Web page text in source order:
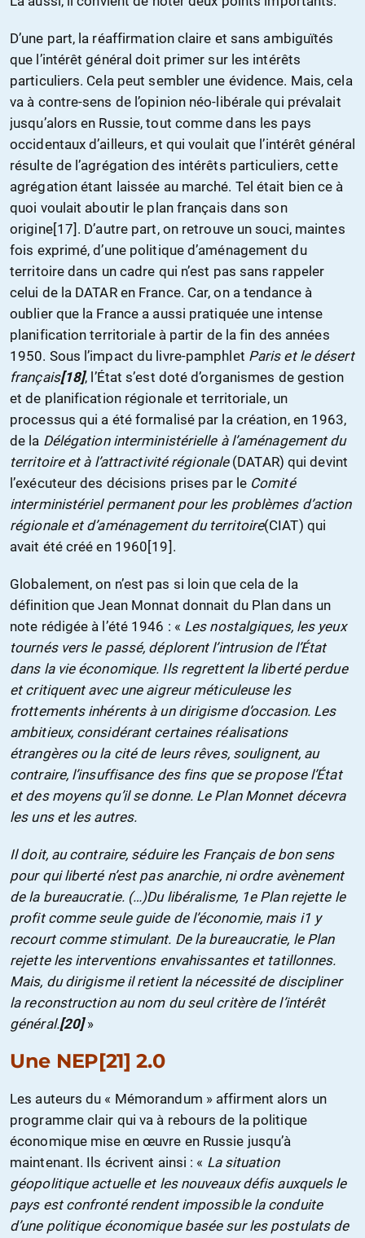
D’une part, la réaffirmation claire et sans ambiguïtés
que l’intérêt général doit primer sur les intérêts
particuliers. Cela peut sembler une évidence. Mais, cela
va à contre-sens de l’opinion néo-libérale qui prévalait
jusqu’alors en Russie, tout comme dans les pays
occidentaux d’ailleurs, et qui voulait que l’intérêt général
résulte de l’agrégation des intérêts particuliers, cette
agrégation étant laissée au marché. Tel était bien ce à
quoi voulait aboutir le plan français dans son
origine[17]. D’autre part, on retrouve un souci, maintes
fois exprimé, d’une politique d’aménagement du
territoire dans un cadre qui n’est pas sans rappeler
celui de la DATAR en France. Car, on a tendance à
oublier que la France a aussi pratiquée une intense
planification territoriale à partir de la fin des années
1950. Sous l’impact du livre-pamphlet Paris et le désert
français[18], l’État s’est doté d’organismes de gestion
et de planification régionale et territoriale, un
processus qui a été formalisé par la création, en 1963,
de la Délégation interministérielle à l’aménagement du
territoire et à l’attractivité régionale(DATAR) qui devint
l’exécuteur des décisions prises par le Comité
interministériel permanent pour les problèmes d’action
régionale et d’aménagement du territoire(CIAT) qui
avait été créé en 1960[19].
Globalement, on n’est pas si loin que cela de la
définition que Jean Monnat donnait du Plan dans un
note rédigée à l’été 1946 : « Les nostalgiques, les yeux
tournés vers le passé, déplorent l’intrusion de l’État
dans la vie économique. Ils regrettent la liberté perdue
et critiquent avec une aigreur méticuleuse les
frottements inhérents à un dirigisme d’occasion. Les
ambitieux, considérant certaines réalisations
étrangères ou la cité de leurs rêves, soulignent, au
contraire, l’insuffisance des fins que se propose l’État
et des moyens qu’il se donne. Le Plan Monnet décevra
les uns et les autres.
Il doit, au contraire, séduire les Français de bon sens
pour qui liberté n’est pas anarchie, ni ordre avènement
de la bureaucratie. (…)Du libéralisme, 1e Plan rejette le
profit comme seule guide de l’économie, mais i1 y
recourt comme stimulant. De la bureaucratie, le Plan
rejette les interventions envahissantes et tatillonnes.
Mais, du dirigisme il retient la nécessité de discipliner
la reconstruction au nom du seul critère de l’intérêt
général.[20] »
Une NEP[21] 2.0
Les auteurs du « Mémorandum » affirment alors un
programme clair qui va à rebours de la politique
économique mise en œuvre en Russie jusqu’à
maintenant. Ils écrivent ainsi : « La situation
géopolitique actuelle et les nouveaux défis auxquels le
pays est confronté rendent impossible la conduite
d’une politique économique basée sur les postulats de